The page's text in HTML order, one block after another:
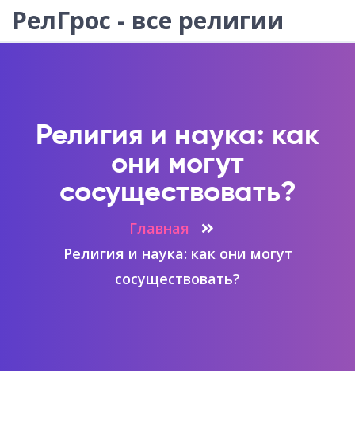
РелГрос - все религии
Религия и наука: как
они могут
сосуществовать?
Главная
Религия и наука: как они могут
сосуществовать?